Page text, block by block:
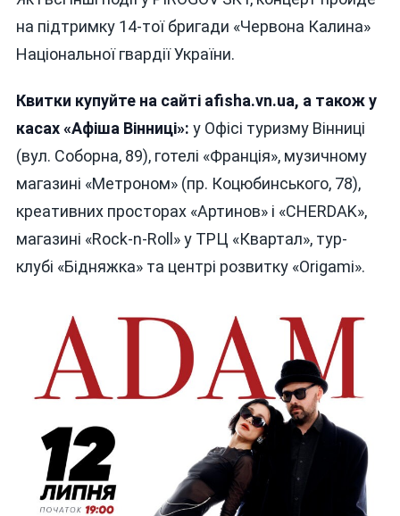
на підтримку 14-тої бригади «Червона Калина»
Національної гвардії України.
Квитки купуйте на сайті afisha.vn.ua, а також у
касах «Афіша Вінниці»: у Офісі туризму Вінниці
(вул. Соборна, 89), готелі «Франція», музичному
магазині «Метроном» (пр. Коцюбинського, 78),
креативних просторах «Артинов» і «CHERDAK»,
магазині «Rock-n-Roll» у ТРЦ «Квартал», тур-
клубі «Бідняжка» та центрі розвитку «Origami».